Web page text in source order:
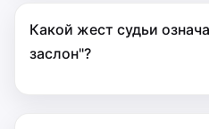
Какой жест судьи
заслон"?